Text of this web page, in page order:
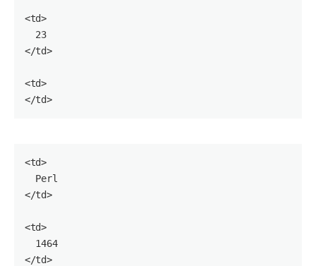
<td>
23
</td>
<td>
</td >
<td>
  Perl
</td>
<td>
1464
</td>